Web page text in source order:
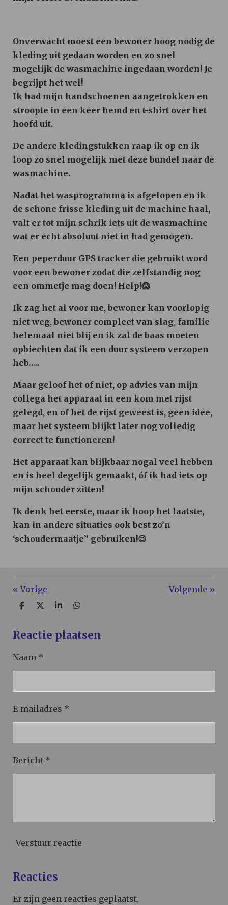
Onverwacht moest een bewoner hoog nodig de
kleding uit gedaan worden en zo snel
mogelijk de wasmachine ingedaan worden! Je
begrijpt het wel!
Ik had mijn handschoenen aangetrokken en
stroopte in een keer hemd en t-shirt over het
hoofd uit.
De andere kledingstukken raap ik op en ik
loop zo snel mogelijk met deze bundel naar de
wasmachine.
Nadat het wasprogramma is afgelopen en ik
de schone frisse kleding uit de machine haal,
valt er tot mijn schrik iets uit de wasmachine
wat er echt absoluut niet in had gemogen.
Een peperduur GPS tracker die gebruikt word
voor een bewoner zodat die zelfstandig nog
een ommetje mag doen! Help!😱
Ik zag het al voor me, bewoner kan voorlopig
niet weg, bewoner compleet van slag, familie
helemaal niet blij en ik zal de baas moeten
opbiechten dat ik een duur systeem verzopen
heb…..
Maar geloof het of niet, op advies van mijn
collega het apparaat in een kom met rijst
gelegd, en of het de rijst geweest is, geen idee,
maar het systeem blijkt later nog volledig
correct te functioneren!
Het apparaat kan blijkbaar nogal veel hebben
en is heel degelijk gemaakt, óf ik had iets op
mijn schouder zitten!
Ik denk het eerste, maar ik hoop het laatste,
kan in andere situaties ook best zo’n
‘schoudermaatje” gebruiken!😉
«Vorige Volgende »
D
e
n
D
l
S
r
e
D
e
n
Reactie plaatsen
Naam *
E-mailadres *
Bericht *
Verstuur reactie
Reacties
Er zijn geen reacties geplaatst.